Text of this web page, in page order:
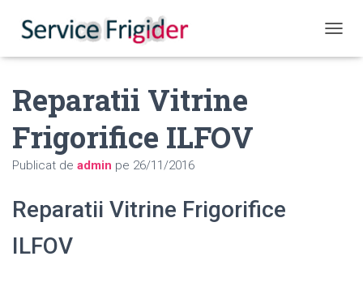
Reparatii Vitrine
Frigorifice ILFOV
Publicat de admin pe 26/11/2016
Reparatii Vitrine Frigorifice
ILFOV